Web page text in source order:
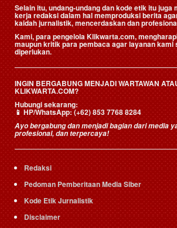
Selain itu, undang-undang dan kode etik itu juga
kerja redaksi dalam hal memproduksi berita
kaidah jurnalistik, mencerdaskan dan
Kami, para pengelola Klikwarta.com,
maupun kritik para pembaca agar layanan kami
diperlukan.
INGIN BERGABUNG MENJADI WARTAWAN
KLIKWARTA.COM?
Hubungi sekarang:
📱HP/WhatsApp:(+62) 853 7768 8284
Ayo bergabung dan menjadi bagian dari media
profesional, dan terpercaya!
Redaksi
Pedoman Pemberitaan Media Siber
Kode Etik Jurnalistik
Disclaimer